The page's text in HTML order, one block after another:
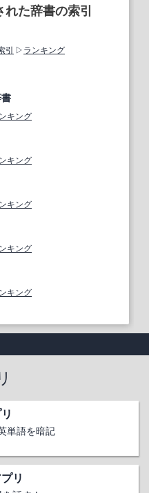
れた辞書の索引
引
ランキング
キング
キング
キング
キング
キング
単語を暗記
リ